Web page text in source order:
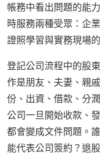
帳務中看出問題的能
時服務兩種受眾：企
證照學習與實務現場
登記公司流程中的股
作是朋友、夫妻、親
份、出資、借款、分
公司一旦開始收款、
都會變成文件問題。
能代表公司簽約？退